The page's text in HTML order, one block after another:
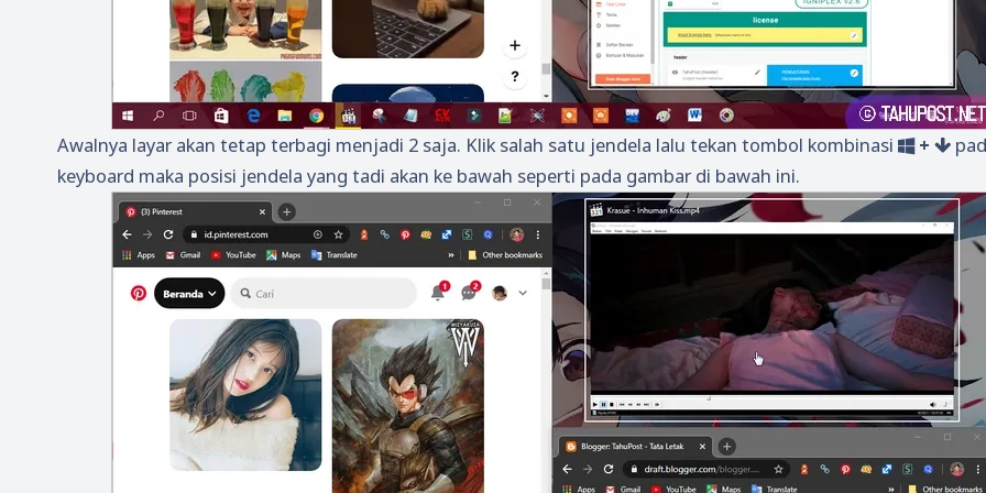
Awalnya layar akan tetap terbagi menjadi 2 saja. Klik salah satu jendela lalu tekan tombol kombinasi +
keyboard maka posisi jendela yang tadi akan ke bawah seperti pada gambar di bawah ini.